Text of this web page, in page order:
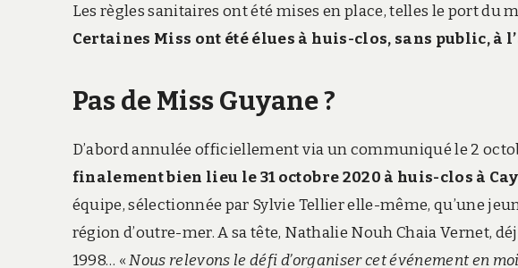
Les règles sanitaires ont été mises en place, telles le port du
Certaines Miss ont été élues à huis-clos, sans public, à
Pas de Miss Guyane ?
D’abord annulée officiellement via un communiqué le 2
finalement bien lieu le 31 octobre 2020 à huis-clos à
équipe, sélectionnée par Sylvie Tellier elle-même, qu’une
région d’outre-mer. A sa tête, Nathalie Nouh Chaia Vernet,
1998… «Nous relevons le défi d’organiser cet événement en